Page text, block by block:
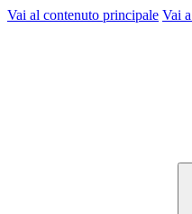
Vai al contenuto principale Vai